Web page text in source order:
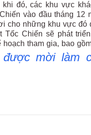
khi đó, các khu vực
vào đầu tháng
cho những khu vực
Tốc Chiến sẽ phát
hoạch tham gia, bao
mời làm